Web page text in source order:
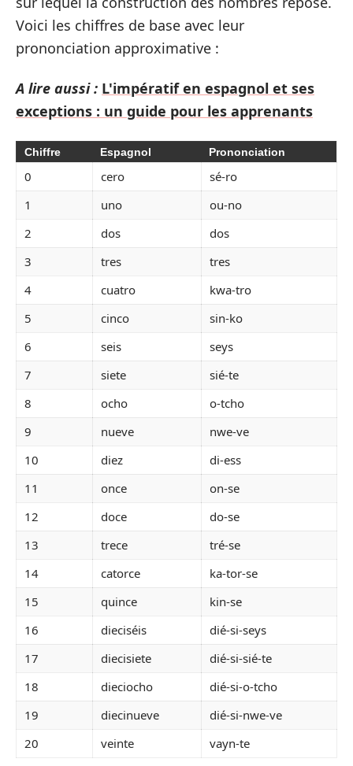
Voici les chiffres de base avec leur
prononciation approximative :
A lire aussi : L'impératif en espagnol et ses
exceptions : un guide pour les apprenants
Chiffre Espagnol Prononciation
0 cero
sé-ro
1
uno
ou-no
2
dos
dos
3
tres
tres
4
cuatro
kwa-tro
5
cinco
sin-ko
6
seis
seys
7
siete
sié-te
8
ocho
o-tcho
9
nueve
nwe-ve
10
diez
di-ess
11
once
on-se
12
doce
do-se
13
trece
tré-se
14
catorce
ka-tor-se
15
quince
kin-se
16
dieciséis
dié-si-seys
17
diecisiete
dié-si-sié-te
18
dieciocho
dié-si-o-tcho
19
diecinueve
dié-si-nwe-ve
20
veinte vayn-te